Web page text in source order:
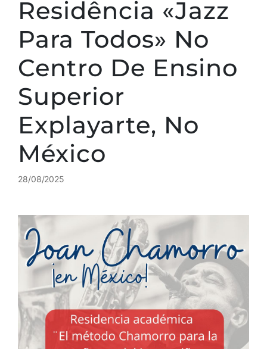
Residência «Jazz
Para Todos» No
Centro De Ensino
Superior
Explayarte, No
México
28/08/2025